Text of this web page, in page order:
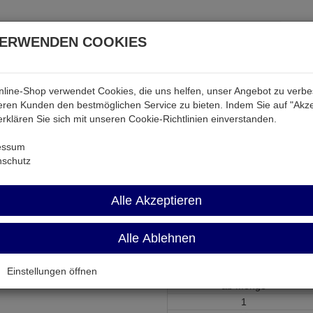
& Akkus Audio & Video Strom Tab &
LRW 10R
Draht-Widerstand 10 Ohm 5%
1
COOKIES
Shop verwendet Cookies, die uns helfen, unser Angebot zu
Kunden den bestmöglichen Service zu bieten. Indem Sie auf
Sie sich mit unseren Cookie-Richtlinien einverstanden.
Alle Akzeptieren
Alle Ablehnen
Einstellungen öffnen